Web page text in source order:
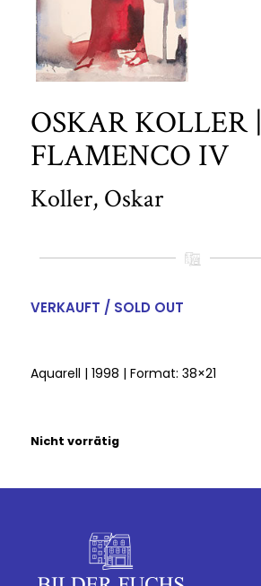
OSKAR KOLLER |
FLAMENCO IV
Koller, Oskar
VERKAUFT / SOLD OUT
Aquarell | 1998 | Format: 38×21
Nicht vorrätig